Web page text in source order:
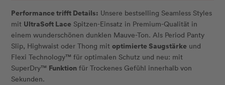
Performance trifft Details: Unsere bestselling Seamless Styles
mit UltraSoft Lace Spitzen-Einsatz in Premium-Qualität in
einem wunderschönen dunklen Mauve-Ton. Als Period Panty
Slip, Highwaist oder Thong mit optimierte Saugstärke und
Flexi Technology™ für optimalen Schutz und neu: mit
SuperDry™ Funktion für Trockenes Gefühl innerhalb von
Sekunden.